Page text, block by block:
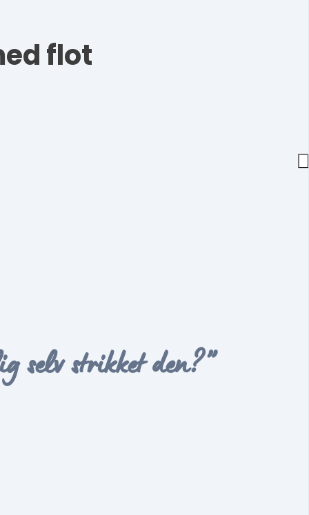
flot
selv strikket den?”